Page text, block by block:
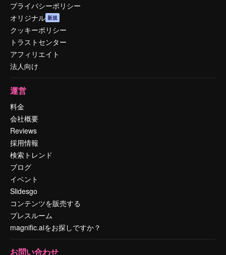
プライバシーポリシー
オリジナル 新規
クッキーポリシー
トラストセンター
アフィリエイト
法人向け
運営
料金
会社概要
Reviews
採用情報
検索トレンド
ブログ
イベント
Slidesgo
コンテンツを販売する
プレスルーム
magnific.aiをお探しですか？
お問い合わせ